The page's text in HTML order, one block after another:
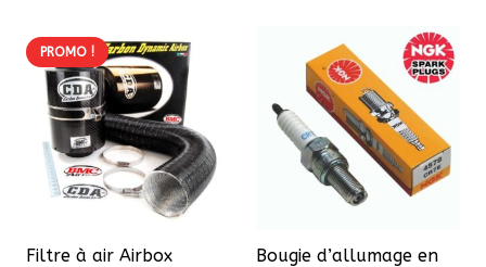
2462,23 €
variations.
options
peuvent
PROMO !
Filtre à air Airbox
Bougie d’allumage en